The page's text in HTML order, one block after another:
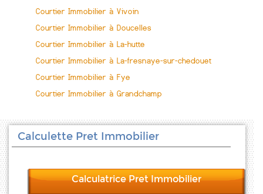
Courtier Immobilier à Vivoin
Courtier Immobilier à Doucelles
Courtier Immobilier à La-hutte
Courtier Immobilier à La-fresnaye-sur-chedouet
Courtier Immobilier à Fye
Courtier Immobilier à Grandchamp
Calculette Pret Immobilier
Calculatrice Pret Immobilier